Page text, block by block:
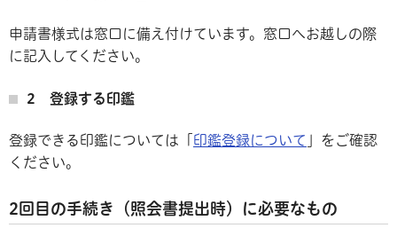
申請書様式は窓口に備え付けています。窓口へお越しの際
に記入してください。
2 登録する印鑑
登録できる印鑑については「 印鑑登録について
」をご確認
ください。
2回目の手続き（照会書提出時）に必要なもの